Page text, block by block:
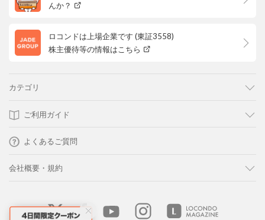
んか？
ロコンドは上場企業です (東証3558)
株主優待等の情報はこちら
カテゴリ
ご利用ガイド
よくあるご質問
会社概要・規約